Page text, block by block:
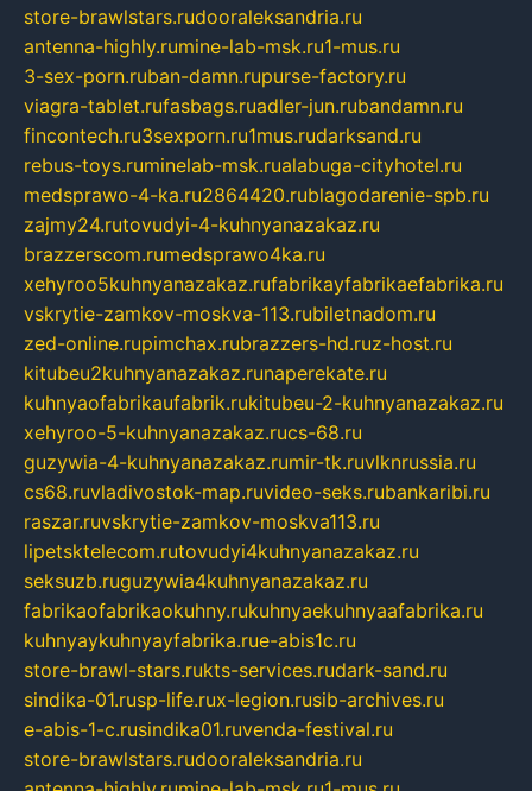
store-brawlstars.rudooraleksandria.ru
antenna-highly.rumine-lab-msk.ru1-mus.ru
3-sex-porn.ruban-damn.rupurse-factory.ru
viagra-tablet.rufasbags.ruadler-jun.rubandamn.ru
fincontech.ru3sexporn.ru1mus.rudarksand.ru
rebus-toys.ruminelab-msk.rualabuga-cityhotel.ru
medsprawo-4-ka.ru2864420.rublagodarenie-spb.ru
zajmy24.rutovudyi-4-kuhnyanazakaz.ru
brazzerscom.rumedsprawo4ka.ru
xehyroo5kuhnyanazakaz.rufabrikayfabrikaefabrika.ru
vskrytie-zamkov-moskva-113.rubiletnadom.ru
zed-online.rupimchax.rubrazzers-hd.ruz-host.ru
kitubeu2kuhnyanazakaz.runaperekate.ru
kuhnyaofabrikaufabrik.rukitubeu-2-kuhnyanazakaz.ru
xehyroo-5-kuhnyanazakaz.rucs-68.ru
guzywia-4-kuhnyanazakaz.rumir-tk.ruvlknrussia.ru
cs68.ruvladivostok-map.ruvideo-seks.rubankaribi.ru
raszar.ruvskrytie-zamkov-moskva113.ru
lipetsktelecom.rutovudyi4kuhnyanazakaz.ru
seksuzb.ruguzywia4kuhnyanazakaz.ru
fabrikaofabrikaokuhny.rukuhnyaekuhnyaafabrika.ru
kuhnyaykuhnyayfabrika.rue-abis1c.ru
store-brawl-stars.rukts-services.rudark-sand.ru
sindika-01.rusp-life.rux-legion.rusib-archives.ru
e-abis-1-c.rusindika01.ruvenda-festival.ru
store-brawlstars.rudooraleksandria.ru